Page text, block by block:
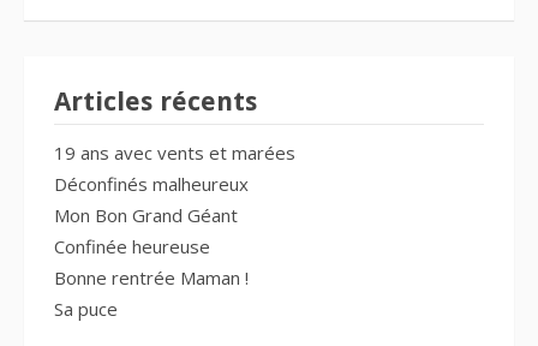
Articles récents
19 ans avec vents et marées
Déconfinés malheureux
Mon Bon Grand Géant
Confinée heureuse
Bonne rentrée Maman !
Sa puce